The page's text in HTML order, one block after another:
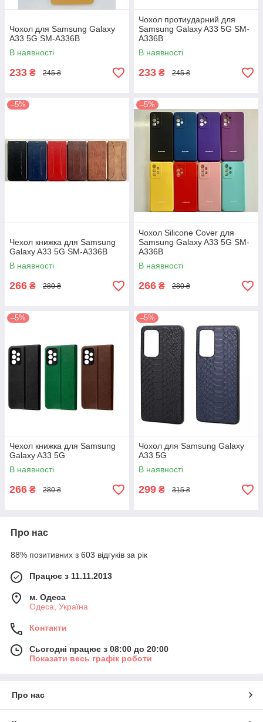
Чохол для Samsung Galaxy
A33 5G SM-A336B
В наявності
233 ₴ 245 ₴
Чохол протиударний для
Samsung Galaxy A33 5G SM-
A336B
В наявності
233 ₴ 245 ₴
–5%
Чехол книжка для Samsung
Galaxy A33 5G SM-A336B
В наявності
266 ₴ 280 ₴
–5%
Чохол Silicone Cover для
Samsung Galaxy A33 5G SM-
A336B
В наявності
266 ₴ 280 ₴
–5%
Чехол книжка для Samsung
Galaxy A33 5G
В наявності
266 ₴ 280 ₴
–5%
Чохол для Samsung Galaxy
A33 5G
В наявності
299 ₴ 315 ₴
Про нас
88% позитивних з 603 відгуків за рік
Працює з 11.11.2013
м. Одеса
Одеса, Україна
Контакти
Сьогодні працює з 08:00 до 20:00
Показати весь графік роботи
Про нас